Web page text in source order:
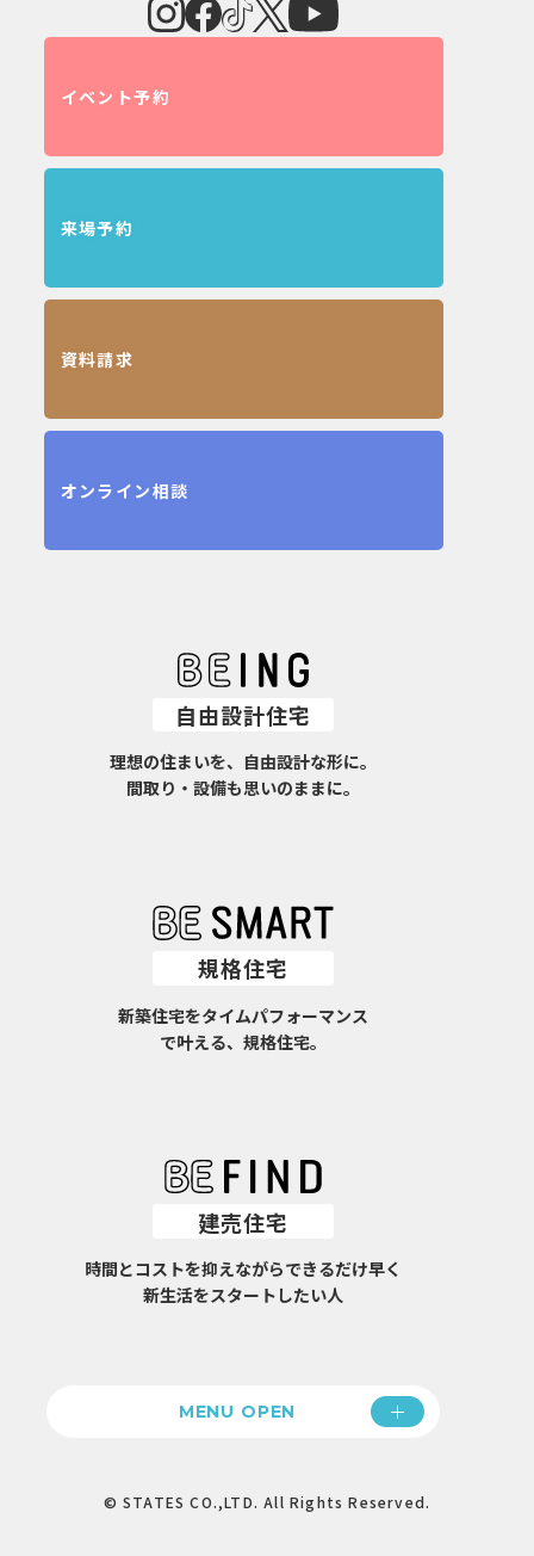
イベント予約
来場予約
資料請求
オンライン相談
自由設計住宅
理想の住まいを、自由設計な形に。
間取り・設備も思いのままに。
規格住宅
新築住宅をタイムパフォーマンス
で叶える、規格住宅。
建売住宅
時間とコストを抑えながらできるだけ早く
新生活をスタートしたい人
MENU OPEN
© STATES CO.,LTD. All Rights Reserved.